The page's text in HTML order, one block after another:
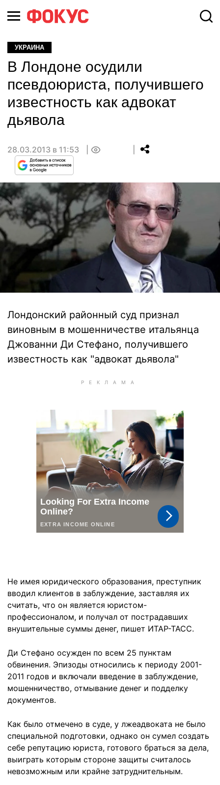
УКРАИНА
В Лондоне осудили
псевдоюриста, получившего
известность как адвокат
дьявола
28.03.2013 в 11:53
Лондонский районный суд признал
виновным в мошенничестве итальянца
Джованни Ди Стефано, получившего
известность как "адвокат дьявола"
Не имея юридического образования, преступник
вводил клиентов в заблуждение, заставляя их
считать, что он является юристом-
профессионалом, и получал от пострадавших
внушительные суммы денег, пишет ИТАР-ТАСС.
Ди Стефано осужден по всем 25 пунктам
обвинения. Эпизоды относились к периоду 2001-
2011 годов и включали введение в заблуждение,
мошенничество, отмывание денег и подделку
документов.
Как было отмечено в суде, у лжеадвоката не было
специальной подготовки, однако он сумел создать
себе репутацию юриста, готового браться за дела,
выиграть которым стороне защиты считалось
невозможным или крайне затруднительным.